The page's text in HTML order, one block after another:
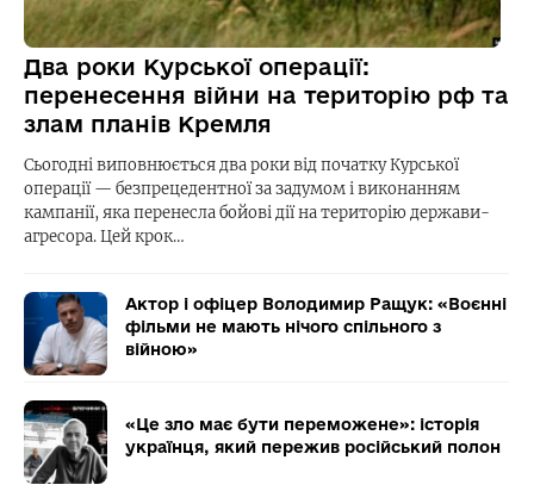
Два роки Курської операції:
перенесення війни на територію рф та
злам планів Кремля
Сьогодні виповнюється два роки від початку Курської
операції — безпрецедентної за задумом і виконанням
кампанії, яка перенесла бойові дії на територію держави-
агресора. Цей крок…
Актор і офіцер Володимир Ращук: «Воєнні
фільми не мають нічого спільного з
війною»
«Це зло має бути переможене»: історія
українця, який пережив російський полон